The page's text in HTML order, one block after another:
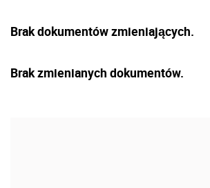
Brak dokumentów zmieniających.
Brak zmienianych dokumentów.